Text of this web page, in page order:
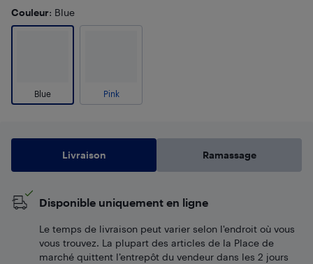
Couleur: Blue
Blue Pink
Livraison Ramassage
Disponible uniquement en ligne
Le temps de livraison peut varier selon l'endroit où vous
vous trouvez. La plupart des articles de la Place de
marché quittent l’entrepôt du vendeur dans les 2 jours